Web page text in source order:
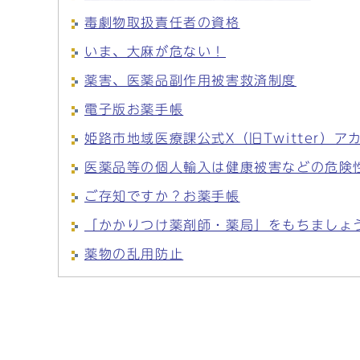
毒劇物取扱責任者の資格
いま、大麻が危ない！
薬害、医薬品副作用被害救済制度
電子版お薬手帳
姫路市地域医療課公式X（旧Twitter）ア
医薬品等の個人輸入は健康被害などの危険
ご存知ですか？お薬手帳
「かかりつけ薬剤師・薬局」をもちましょ
薬物の乱用防止